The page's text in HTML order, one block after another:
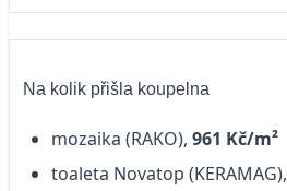
Na kolik přišla koupelna
mozaika (RAKO), 961 Kč/m²
toaleta Novatop (KERAMAG),